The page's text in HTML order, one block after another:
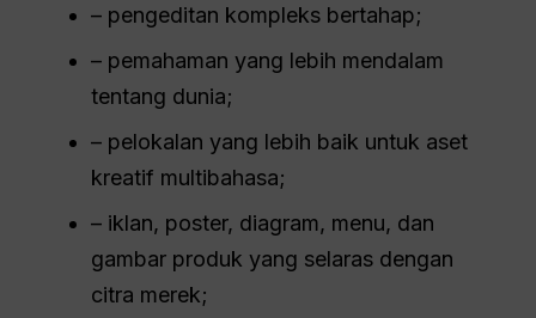
– pengeditan kompleks bertahap;
– pemahaman yang lebih mendalam
tentang dunia;
– pelokalan yang lebih baik untuk aset
kreatif multibahasa;
– iklan, poster, diagram, menu, dan
gambar produk yang selaras dengan
citra merek;